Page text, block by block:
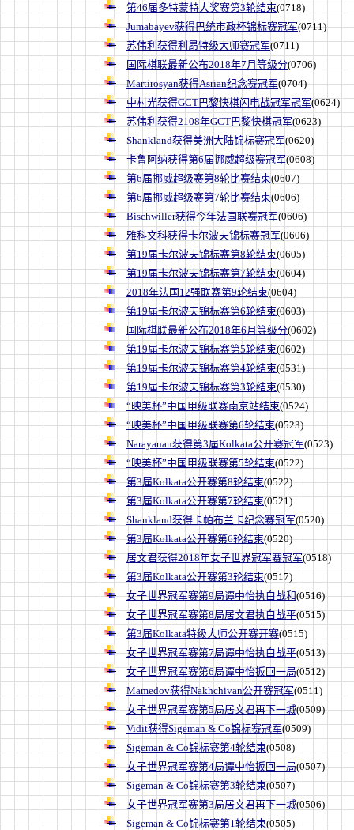
第46届多特蒙特大奖赛第3轮结束(0718)
Jumabayev获得巴统市政杯锦标赛冠军(0711)
苏伟利获得利昂特级大师赛冠军(0711)
国际棋联最新公布2018年7月等级分(0706)
Martirosyan获得Asrian纪念赛冠军(0704)
中村光获得GCT巴黎快棋闪电战冠军冠军(0624)
苏伟利获得2108年GCT巴黎快棋冠军(0623)
Shankland获得美洲大陆锦标赛冠军(0620)
卡鲁阿纳获得第6届挪威超级赛冠军(0608)
第6届挪威超级赛第8轮比赛结束(0607)
第6届挪威超级赛第7轮比赛结束(0606)
Bischwiller获得今年法国联赛冠军(0606)
雅科文科获得卡尔波夫锦标赛冠军(0606)
第19届卡尔波夫锦标赛第8轮结束(0605)
第19届卡尔波夫锦标赛第7轮结束(0604)
2018年法国12强联赛第9轮结束(0604)
第19届卡尔波夫锦标赛第6轮结束(0603)
国际棋联最新公布2018年6月等级分(0602)
第19届卡尔波夫锦标赛第5轮结束(0602)
第19届卡尔波夫锦标赛第4轮结束(0531)
第19届卡尔波夫锦标赛第3轮结束(0530)
“映美杯”中国甲级联赛南京站结束(0524)
“映美杯”中国甲级联赛第6轮结束(0523)
Narayanan获得第3届Kolkata公开赛冠军(0523)
“映美杯”中国甲级联赛第5轮结束(0522)
第3届Kolkata公开赛第8轮结束(0522)
第3届Kolkata公开赛第7轮结束(0521)
Shankland获得卡帕布兰卡纪念赛冠军(0520)
第3届Kolkata公开赛第6轮结束(0520)
居文君获得2018年女子世界冠军赛冠军(0518)
第3届Kolkata公开赛第3轮结束(0517)
女子世界冠军赛第9局谭中怡执白战和(0516)
女子世界冠军赛第8局居文君执白战平(0515)
第3届Kolkata特级大师公开赛开赛(0515)
女子世界冠军赛第7局谭中怡执白战平(0513)
女子世界冠军赛第6局谭中怡扳回一局(0512)
Mamedov获得Nakhchivan公开赛冠军(0511)
女子世界冠军赛第5局居文君再下一城(0509)
Vidit获得Sigeman & Co锦标赛冠军(0509)
Sigeman & Co锦标赛第4轮结束(0508)
女子世界冠军赛第4局谭中怡扳回一局(0507)
Sigeman & Co锦标赛第3轮结束(0507)
女子世界冠军赛第3局居文君再下一城(0506)
Sigeman & Co锦标赛第1轮结束(0505)